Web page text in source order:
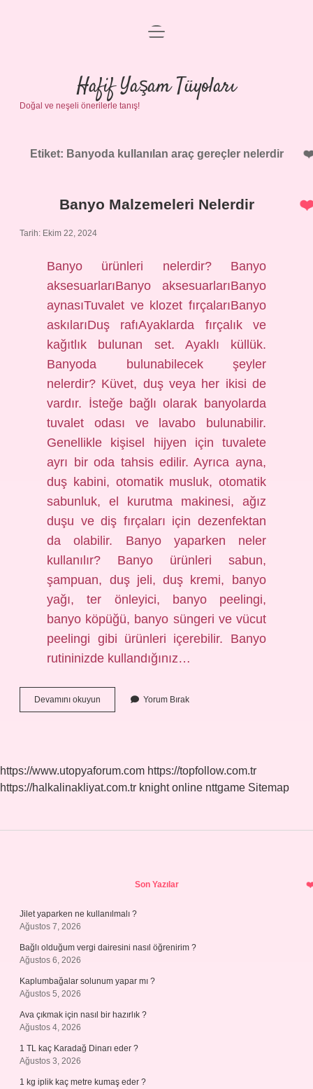
Anasayfa
Gizlilik Politikası
Yasal Uyarı
menüyü
Hafif Yaşam Tüyoları
Doğal ve neşeli önerilerle tanış!
Etiket: Banyoda kullanılan araç gereçler nelerdir
Banyo Malzemeleri Nelerdir
Tarih: Ekim 22, 2024
Banyo ürünleri nelerdir? Banyo
aksesuarlarıBanyo aksesuarlarıBanyo
aynasıTuvalet ve klozet fırçalarıBanyo
askılarıDuş rafıAyaklarda fırçalık ve
kağıtlık bulunan set. Ayaklı küllük.
Banyoda bulunabilecek şeyler
nelerdir? Küvet, duş veya her ikisi de
vardır. İsteğe bağlı olarak banyolarda
tuvalet odası ve lavabo bulunabilir.
Genellikle kişisel hijyen için tuvalete
ayrı bir oda tahsis edilir. Ayrıca ayna,
duş kabini, otomatik musluk, otomatik
sabunluk, el kurutma makinesi, ağız
duşu ve diş fırçaları için dezenfektan
da olabilir. Banyo yaparken neler
kullanılır? Banyo ürünleri sabun,
şampuan, duş jeli, duş kremi, banyo
yağı, ter önleyici, banyo peelingi,
banyo köpüğü, banyo süngeri ve vücut
peelingi gibi ürünleri içerebilir. Banyo
rutininizde kullandığınız…
Devamını okuyun
Malzemeleri
Yorum Bırak
https://www.utopyaforum.com https://topfollow.com.tr
https://halkalinakliyat.com.tr knight online nttgame Sitemap
Son Yazılar
Jilet yaparken ne kullanılmalı ?
Ağustos 7, 2026
Bağlı olduğum vergi dairesini nasıl öğrenirim ?
Ağustos 6, 2026
Kaplumbağalar solunum yapar mı ?
Ağustos 5, 2026
Ava çıkmak için nasıl bir hazırlık ?
Ağustos 4, 2026
1 TL kaç Karadağ Dinarı eder ?
Ağustos 3, 2026
1 kg iplik kaç metre kumaş eder ?